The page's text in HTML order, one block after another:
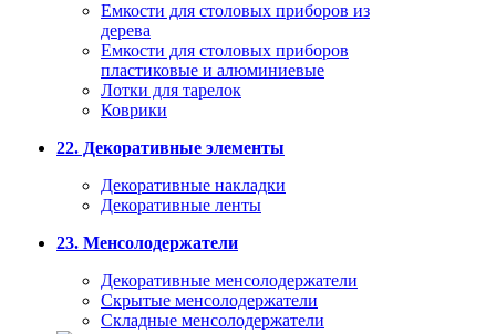
Емкости для столовых приборов из
дерева
Емкости для столовых приборов
пластиковые и алюминиевые
Лотки для тарелок
Коврики
22. Декоративные элементы
Декоративные накладки
Декоративные ленты
23. Менсолодержатели
Декоративные менсолодержатели
Скрытые менсолодержатели
Складные менсолодержатели